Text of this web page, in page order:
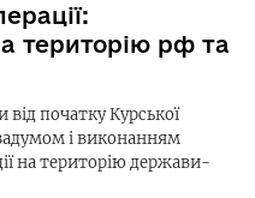
територію рф та
початку Курської
і виконанням
на територію держави-